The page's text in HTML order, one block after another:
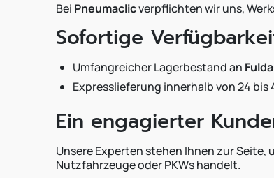
Bei Pneumaclicverpflichten wir uns,
Sofortige
Umfangreicher Lagerbestand an Fulda
Expresslieferung innerhalb von 24 bis
Ein engagierter
Unsere Experten stehen Ihnen zur
Nutzfahrzeuge oder PKWs handelt.